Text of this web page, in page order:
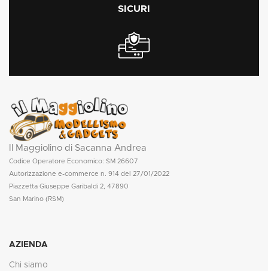
SICURI
Il Maggiolino di Sacanna Andrea
Codice Operatore Economico: SM 26607
Autorizzazione e-commerce n. 914 del 27/01/2022
Piazzetta Giuseppe Garibaldi 2, 47890
San Marino (RSM)
AZIENDA
Chi siamo